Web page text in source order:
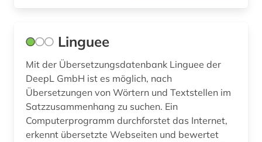
sprachatlas (5)
sprachgeographie (1)
sprachpraxis (2)
sprachwissenschaft (6)
sprechkunde (1)
Linguee
Mit der Übersetzungsdatenbank Linguee der
DeepL GmbH ist es möglich, nach
Übersetzungen von Wörtern und Textstellen im
Satzzusammenhang zu suchen. Ein
Computerprogramm durchforstet das Internet,
erkennt übersetzte Webseiten und bewertet